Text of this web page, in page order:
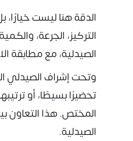
الدقة هنا ليست
التركيز، الجرعة،
الصيدلية، مع مطابقة
وتحت إشراف الصيدلي
تحضيرًا بسيطًا، أو
المختص. هذا التعاون
الصيدلية.